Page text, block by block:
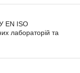
EN ISO
лабораторій та